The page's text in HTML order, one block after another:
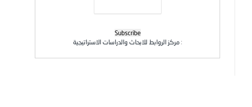
:مركز الروابط للابحاث والدراسات الاستراتيجية